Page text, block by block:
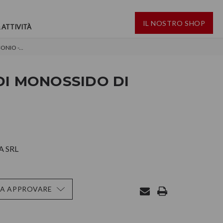
IL NOSTRO SHOP
ATTIVITÀ
-...
MONOSSIDO DI
SRL
APPROVARE